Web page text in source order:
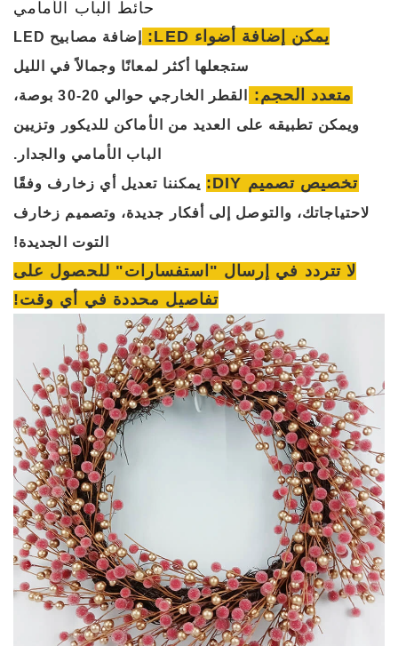
حائط الباب الأمامي
يمكن إضافة أضواء LED:
إضافة مصابيح LED
ستجعلها أكثر لمعانًا وجمالاً في الليل
متعدد الحجم:
القطر الخارجي حوالي 20-30 بوصة،
ويمكن تطبيقه على العديد من الأماكن للديكور وتزيين
الباب الأمامي والجدار.
تخصيص تصميم DIY:
يمكننا تعديل أي زخارف وفقًا
لاحتياجاتك، والتوصل إلى أفكار جديدة، وتصميم زخارف
التوت الجديدة!
لا تتردد في إرسال "استفسارات" للحصول على
تفاصيل محددة في أي وقت!